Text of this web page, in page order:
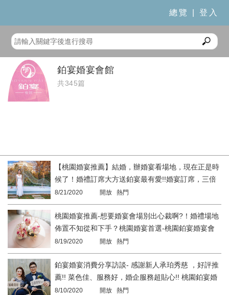
總覽 登入
鉑宴婚宴會館
共345篇
【桃園婚宴推薦】結婚，辦婚宴看場地，現在正是時
候了！婚禮訂席大方送鉑宴最有愛!!婚宴訂席，三倍
給力百倍奉上！桃園宴會首選-鉑宴婚宴會館
8/21/2020 開放 熱門
桃園婚宴推薦-想要婚宴會場別出心裁啊?！婚禮場地
佈置不知從和下手？桃園婚宴首選-桃園鉑宴婚宴會
館與您分享婚禮宴會廳主桌的佈置小秘訣！
8/19/2020 開放 熱門
鉑宴婚宴消費分享訪談- 感謝新人承珀秀慈 ，好評推
薦!! 菜色佳、服務好，婚企服務超貼心!! 桃園鉑宴婚
宴會館
8/10/2020 開放 熱門